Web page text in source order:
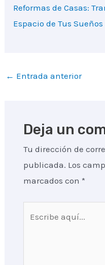
Reformas de Casas:
Espacio de Tus Sueños
Navegación
← Entrada anterior
Deja un
Tu dirección de
publicada. Los
marcados con *